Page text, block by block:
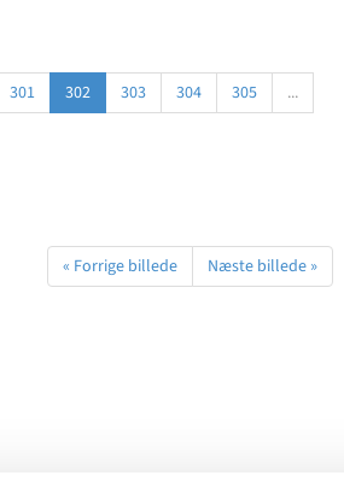
301 302 303 304 305
...
« Forrige billede Næste billede »